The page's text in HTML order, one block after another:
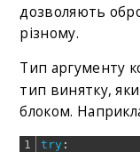
дозволяють
різному.
Тип аргументу
тип винятку,
блоком.
1
try :